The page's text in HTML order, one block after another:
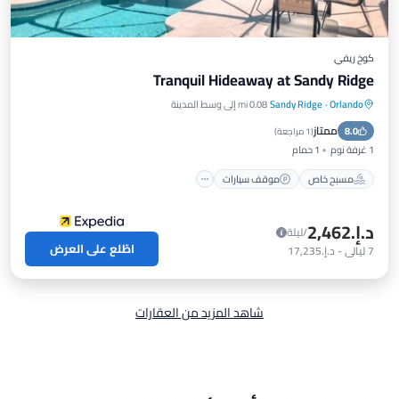
كوخ ريفي
Tranquil Hideaway at Sandy Ridge
Orlando
·
Sandy Ridge0.08 mi إلى وسط المدينة
8.0 ممتاز(1 مراجعة )
1 غرفة نوم
1 حمام
مسبح خاص
موقف سيارات
مسبح خاص موقف سيارات
سبا
د.إ.‏2,462
/ليلة
7ليالي- د.إ.‏17,235 اطّلع على العرض
شاهد المزيد من العقارات